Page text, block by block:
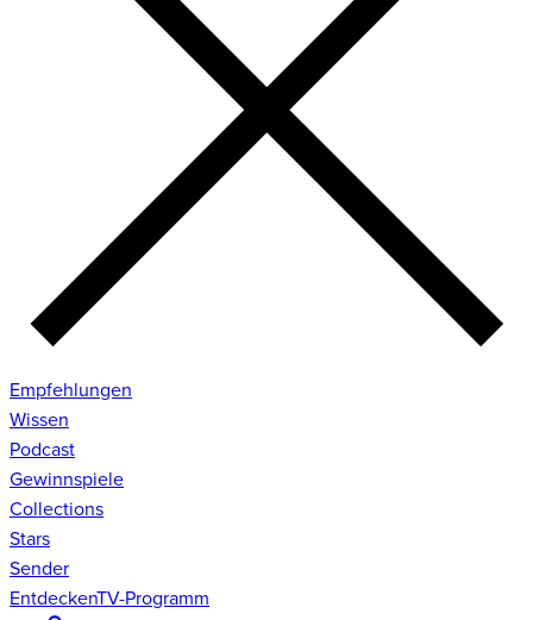
Empfehlungen
Wissen
Podcast
Gewinnspiele
Collections
Stars
Sender
EntdeckenTV-Programm